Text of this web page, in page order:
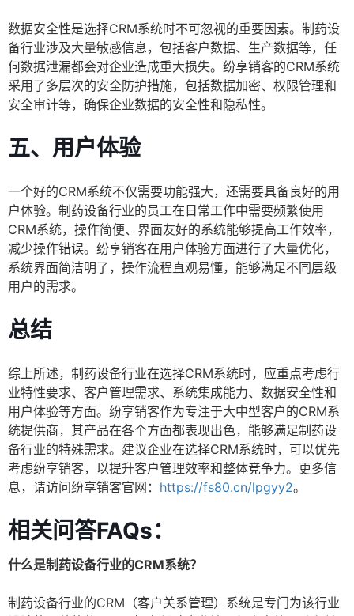
数据安全性是选择CRM系统时不可忽视的重要因素。制药设
备行业涉及大量敏感信息，包括客户数据、生产数据等，任
何数据泄漏都会对企业造成重大损失。纷享销客的CRM系统
采用了多层次的安全防护措施，包括数据加密、权限管理和
安全审计等，确保企业数据的安全性和隐私性。
五、用户体验
一个好的CRM系统不仅需要功能强大，还需要具备良好的用
户体验。制药设备行业的员工在日常工作中需要频繁使用
CRM系统，操作简便、界面友好的系统能够提高工作效率，
减少操作错误。纷享销客在用户体验方面进行了大量优化，
系统界面简洁明了，操作流程直观易懂，能够满足不同层级
用户的需求。
总结
综上所述，制药设备行业在选择CRM系统时，应重点考虑行
业特性要求、客户管理需求、系统集成能力、数据安全性和
用户体验等方面。纷享销客作为专注于大中型客户的CRM系
统提供商，其产品在各个方面都表现出色，能够满足制药设
备行业的特殊需求。建议企业在选择CRM系统时，可以优先
考虑纷享销客，以提升客户管理效率和整体竞争力。更多信
息，请访问纷享销客官网： https://fs80.cn/lpgyy2。
相关问答FAQs：
什么是制药设备行业的CRM系统？
制药设备行业的CRM（客户关系管理）系统是专门为该行业